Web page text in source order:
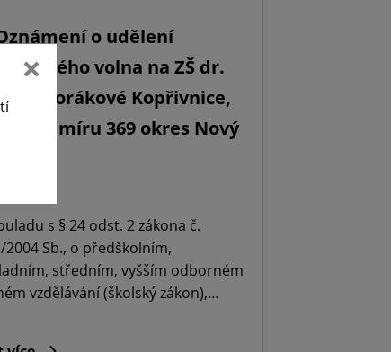
o udělení
volna na ZŠ dr.
Horákové Kopřivnice,
míru 369 okres Nový
s § 24 odst. 2 zákona č.
2004 Sb., o předškolním,
středním, vyšším odborném
vzdělávání (školský zákon),…